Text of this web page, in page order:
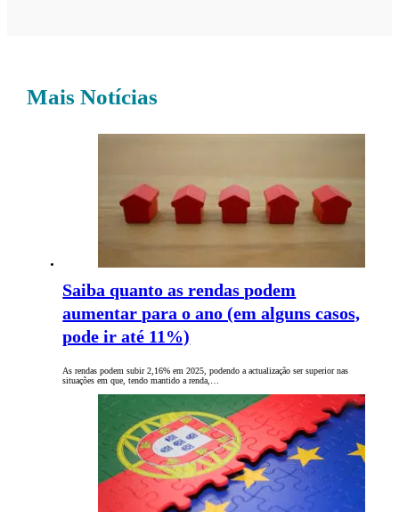
Mais Notícias
Saiba quanto as rendas podem
aumentar para o ano (em alguns casos,
pode ir até 11%)
As rendas podem subir 2,16% em 2025, podendo a actualização ser superior nas
situações em que, tendo mantido a renda,…